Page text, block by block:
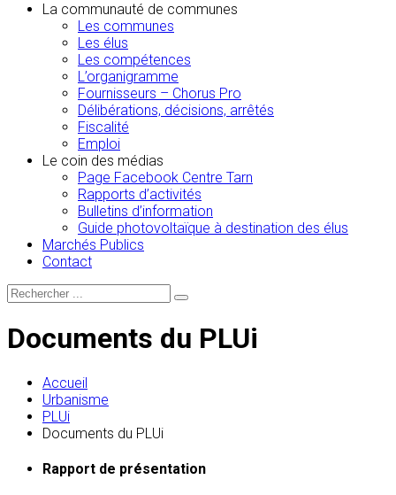
La communauté de communes
Les communes
Les élus
Les compétences
L’organigramme
Fournisseurs – Chorus Pro
Délibérations, décisions, arrêtés
Fiscalité
Emploi
Le coin des médias
Page Facebook Centre Tarn
Rapports d’activités
Bulletins d’information
Guide photovoltaïque à destination des élus
Marchés Publics
Contact
Documents du PLUi
Accueil
Urbanisme
PLUi
Documents du PLUi
Rapport de présentation